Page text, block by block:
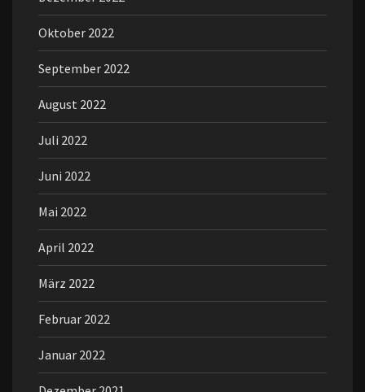
Oktober 2022
September 2022
August 2022
Juli 2022
Juni 2022
Mai 2022
April 2022
März 2022
Februar 2022
Januar 2022